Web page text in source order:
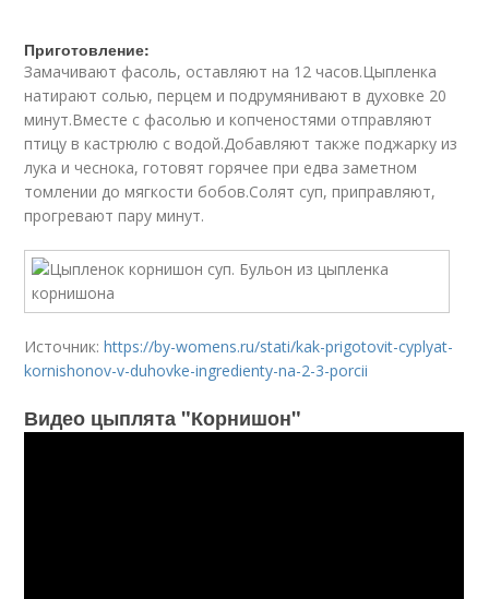
Приготовление:
Замачивают фасоль, оставляют на 12 часов.Цыпленка
натирают солью, перцем и подрумянивают в духовке 20
минут.Вместе с фасолью и копченостями отправляют
птицу в кастрюлю с водой.Добавляют также поджарку из
лука и чеснока, готовят горячее при едва заметном
томлении до мягкости бобов.Солят суп, приправляют,
прогревают пару минут.
Источник:https://by-womens.ru/stati/kak-prigotovit-cyplyat-
kornishonov-v-duhovke-ingredienty-na-2-3-porcii
Видео цыплята "Корнишон"